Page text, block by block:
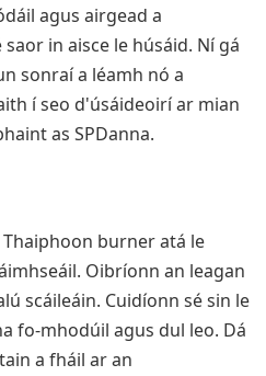
agus airgead a
in aisce le húsáid. Ní gá
sonraí a léamh nó a
í seo d'úsáideoirí ar mian
as SPDanna.
burner atá le
Oibríonn an leagan
scáileáin. Cuidíonn sé sin le
fo-mhodúil agus dul leo. Dá
a fháil ar an